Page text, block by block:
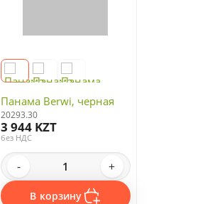
Панама Berwi, черная
20293.30
3 944 KZT
без НДС
- +
В корзину